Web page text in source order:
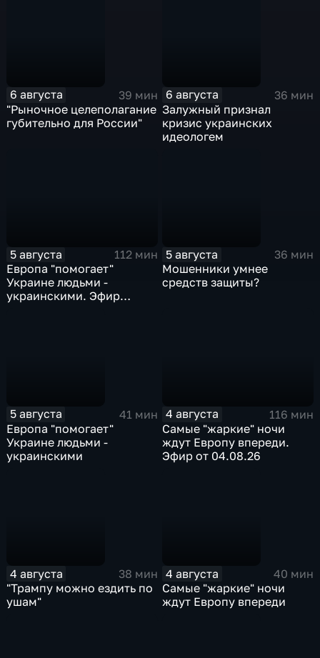
6 августа
39 мин
"Рыночное целеполагание
губительно для России"
6 августа
36 мин
Залужный признал
кризис украинских
идеологем
5 августа
112 мин
Европа "помогает"
Украине людьми -
украинскими. Эфир
5 августа
36 мин
Мошенники умнее
средств защиты?
5 августа
41 мин
Европа "помогает"
Украине людьми -
украинскими
4 августа
116 мин
Самые "жаркие" ночи
ждут Европу впереди.
Эфир от 04.08.26
4 августа
38 мин
"Трампу можно ездить по
ушам"
4 августа
40 мин
Самые "жаркие" ночи
ждут Европу впереди